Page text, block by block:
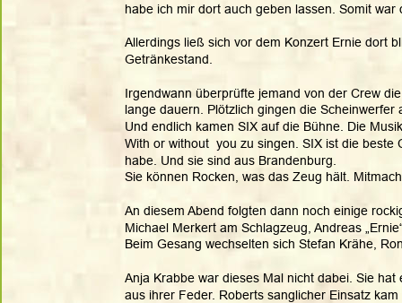
habe ich mir dort auch geben lassen. Somit
Allerdings ließ sich vor dem Konzert Ernie dort
Getränkestand.
Irgendwann überprüfte jemand von der Crew
lange dauern. Plötzlich gingen die Scheinwerfer
Und endlich kamen SIX auf die Bühne. Die
With or without  you zu singen. SIX ist die
habe. Und sie sind aus Brandenburg.
Sie können Rocken, was das Zeug hält.
An diesem Abend folgten dann noch einige
Michael Merkert am Schlagzeug, Andreas
Beim Gesang wechselten sich Stefan Krähe,
Anja Krabbe war dieses Mal nicht dabei. Sie
aus ihrer Feder. Roberts sanglicher Einsatz